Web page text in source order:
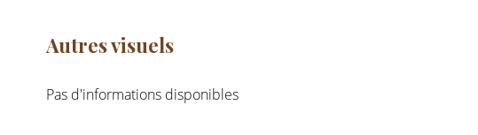
Autres visuels
Pas d'informations disponibles